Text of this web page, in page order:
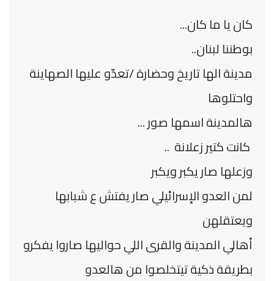
كان يا ما كان...
بوطننا لبنان..
مدينة الها تاريخ وحضارة /تعدّو عليها الصهاينة
واحتلوها
هالمدينة اسمها صور ...
كانت كتير زعلانة ..
وزعلها صار يكبر ويكبر
لمن العدو الإسرائيلي صار يفتش ع شبابها
ويعتقلهن
أهالي المدينة والقرى اللي حواليها صاروا يفكرو
بطريقة ذكية تيتخلصوا من هالعدو